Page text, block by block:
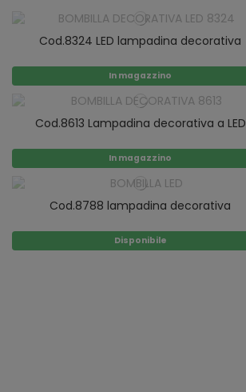
Cod.8324 LED lampadina decorativa
In magazzino
Cod.8613 Lampadina decorativa a LED
In magazzino
Cod.8788 lampadina decorativa
Disponibile